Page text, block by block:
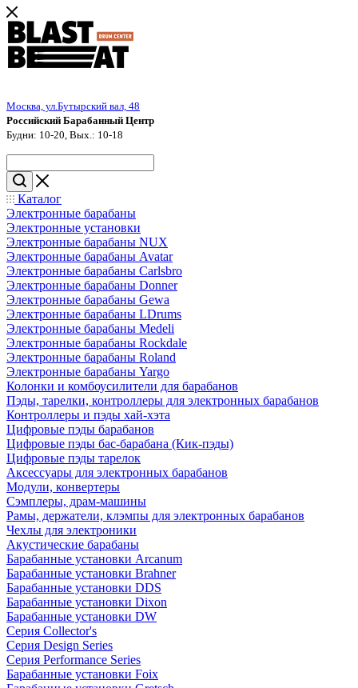
Москва, ул.Бутырский вал, 48
Российский Барабанный Центр
Будни: 10-20, Вых.: 10-18
Каталог
Электронные барабаны
Электронные установки
Электронные барабаны NUX
Электронные барабаны Avatar
Электронные барабаны Carlsbro
Электронные барабаны Donner
Электронные барабаны Gewa
Электронные барабаны LDrums
Электронные барабаны Medeli
Электронные барабаны Rockdale
Электронные барабаны Roland
Электронные барабаны Yargo
Колонки и комбоусилители для барабанов
Пэды, тарелки, контроллеры для электронных барабанов
Контроллеры и пэды хай-хэта
Цифровые пэды барабанов
Цифровые пэды бас-барабана (Кик-пэды)
Цифровые пэды тарелок
Аксессуары для электронных барабанов
Модули, конвертеры
Сэмплеры, драм-машины
Рамы, держатели, клэмпы для электронных барабанов
Чехлы для электроники
Акустические барабаны
Барабанные установки Arcanum
Барабанные установки Brahner
Барабанные установки DDS
Барабанные установки Dixon
Барабанные установки DW
Серия Collector's
Серия Design Series
Серия Performance Series
Барабанные установки Foix